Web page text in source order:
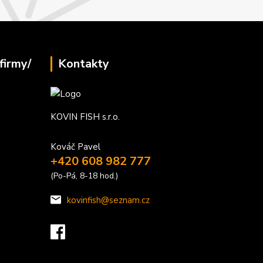
Kontakty
KOVIN FISH s.r.o.
Kováč Pavel
+420 608 982 777
(Po-Pá, 8-18 hod.)
kovinfish@seznam.cz